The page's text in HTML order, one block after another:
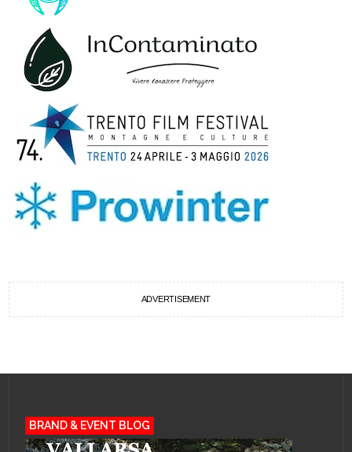
ADVERTISEMENT
BRAND & EVENT BLOG